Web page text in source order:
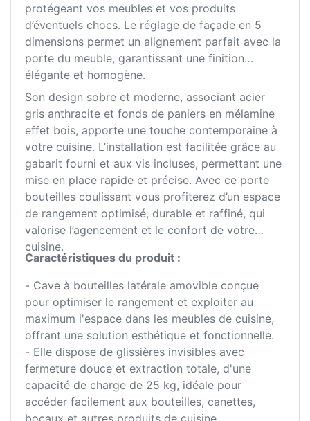
protégeant vos meubles et vos produits
d’éventuels chocs. Le réglage de façade en 5
dimensions permet un alignement parfait avec la
porte du meuble, garantissant une finition
élégante et homogène.
Son design sobre et moderne, associant acier
gris anthracite et fonds de paniers en mélamine
effet bois, apporte une touche contemporaine à
votre cuisine. L’installation est facilitée grâce au
gabarit fourni et aux vis incluses, permettant une
mise en place rapide et précise. Avec ce porte
bouteilles coulissant vous profiterez d’un espace
de rangement optimisé, durable et raffiné, qui
valorise l’agencement et le confort de votre
cuisine.
Caractéristiques du produit :
- Cave à bouteilles latérale amovible conçue
pour optimiser le rangement et exploiter au
maximum l'espace dans les meubles de cuisine,
offrant une solution esthétique et fonctionnelle.
- Elle dispose de glissières invisibles avec
fermeture douce et extraction totale, d'une
capacité de charge de 25 kg, idéale pour
accéder facilement aux bouteilles, canettes,
bocaux et autres produits de cuisine.